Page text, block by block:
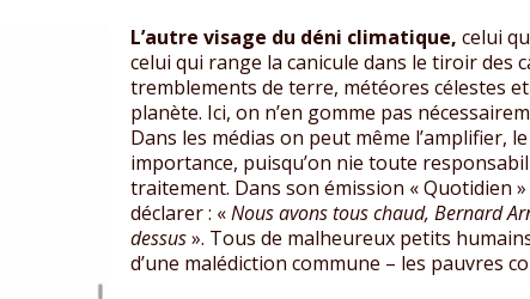
L’autre visage du déni climatique, celui
celui qui range la canicule dans le tiroir des
tremblements de terre, météores célestes
planète. Ici, on n’en gomme pas
Dans les médias on peut même l’amplifier,
importance, puisqu’on nie toute
traitement. Dans son émission « Quotidien
déclarer : «Nous avons tous chaud, Bernard
dessus». Tous de malheureux petits
d’une malédiction commune – les pauvres